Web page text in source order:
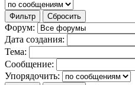
Фильтр Сбросить
Форум:
Дата создания:
Тема:
Сообщение:
Упорядочить: